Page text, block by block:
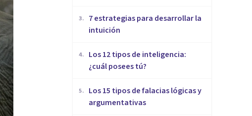
3.
7 estrategias para desarrollar la
intuición
4.
Los 12 tipos de inteligencia:
¿cuál posees tú?
5.
Los 15 tipos de falacias lógicas y
argumentativas